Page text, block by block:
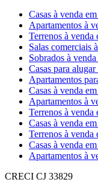
Casas à venda
Apartamentos à
Terrenos à venda
Salas comerciais
Sobrados à
Casas para
Apartamentos
Casas à venda
Apartamentos à
Terrenos à
Casas à venda
Terrenos à venda
Casas à venda
Apartamentos à
CRECI CJ 33829